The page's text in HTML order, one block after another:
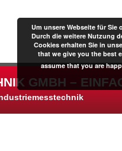
GMBH –
Um unsere Webseite für
Durch die weitere Nutzung
Cookies erhalten Sie in
that we give you the best
assume that you are